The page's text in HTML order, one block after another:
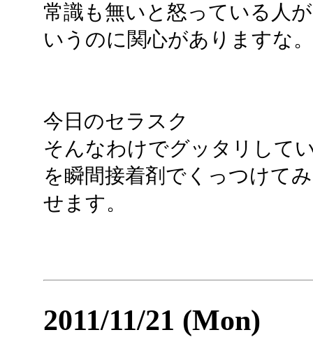
常識も無いと怒っている人
いうのに関心がありますな。
今日のセラスク
そんなわけでグッタリして
を瞬間接着剤でくっつけて
せます。
2011/11/21 (Mon)